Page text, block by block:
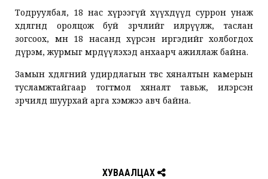
Тодруулбал, 18 нас хүрээгүй хүүхдүүд суррон унаж
хөдөлгөөнд оролцож буй зөрчлийг илрүүлж, таслан
зогсоох, мөн 18 насанд хүрсэн иргэдийг холбогдох
дүрэм, журмыг мөрдүүлэхэд анхаарч ажиллаж байна.
Замын хөдөлгөөний удирдлагын төвөөс хяналтын камерын
тусламжтайгаар тогтмол хяналт тавьж, илэрсэн
зөрчилд шуурхай арга хэмжээ авч байна.
ХУВААЛЦАХ